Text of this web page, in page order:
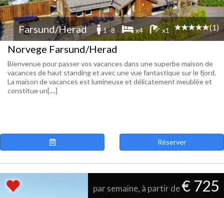
Farsund/Herad 1 -8 x4 x1 (1)
Norvege Farsund/Herad
Bienvenue pour passer vos vacances dans une superbe maison de
vacances de haut standing et avec une vue fantastique sur le fjord.
La maison de vacances est lumineuse et délicatement meublée et
constitue un[....]
Réserver
par semaine, à partir de€ 725